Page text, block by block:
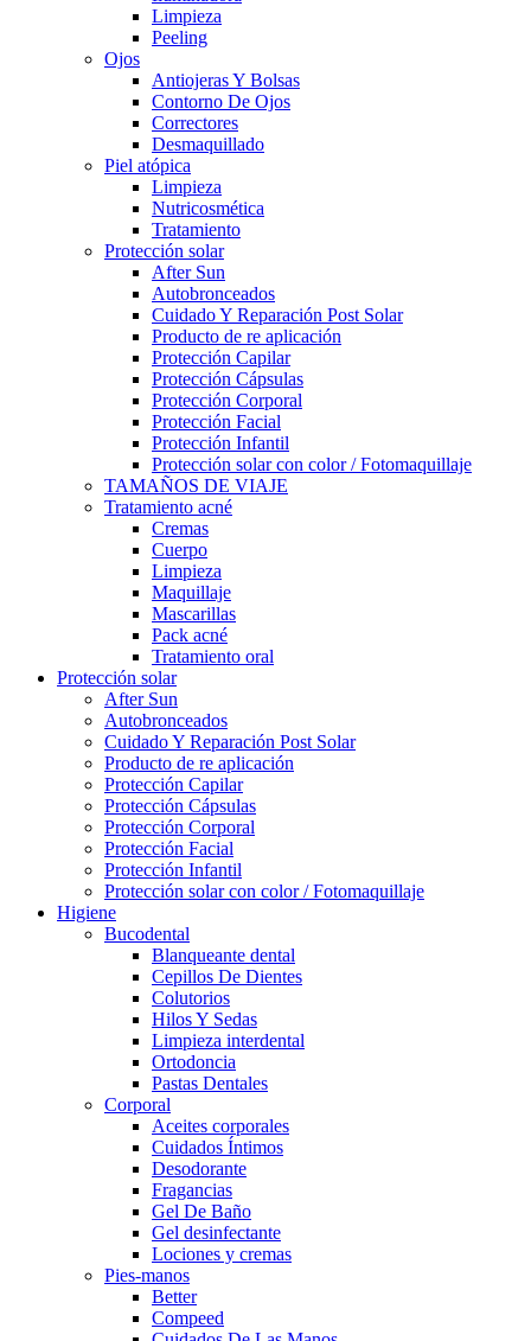
Limpieza
Peeling
Ojos
Antiojeras Y Bolsas
Contorno De Ojos
Correctores
Desmaquillado
Piel atópica
Limpieza
Nutricosmética
Tratamiento
Protección solar
After Sun
Autobronceados
Cuidado Y Reparación Post Solar
Producto de re aplicación
Protección Capilar
Protección Cápsulas
Protección Corporal
Protección Facial
Protección Infantil
Protección solar con color / Fotomaquillaje
TAMAÑOS DE VIAJE
Tratamiento acné
Cremas
Cuerpo
Limpieza
Maquillaje
Mascarillas
Pack acné
Tratamiento oral
Protección solar
After Sun
Autobronceados
Cuidado Y Reparación Post Solar
Producto de re aplicación
Protección Capilar
Protección Cápsulas
Protección Corporal
Protección Facial
Protección Infantil
Protección solar con color / Fotomaquillaje
Higiene
Bucodental
Blanqueante dental
Cepillos De Dientes
Colutorios
Hilos Y Sedas
Limpieza interdental
Ortodoncia
Pastas Dentales
Corporal
Aceites corporales
Cuidados Íntimos
Desodorante
Fragancias
Gel De Baño
Gel desinfectante
Lociones y cremas
Pies-manos
Better
Compeed